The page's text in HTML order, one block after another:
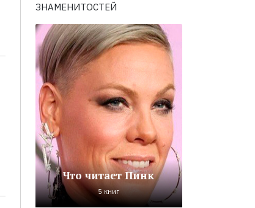
ЗНАМЕНИТОСТЕЙ
Что читает Пинк
5 книг